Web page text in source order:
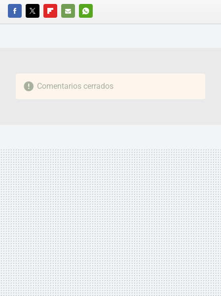
FACEBOOKTWITTERFLIPBOARD
E-
WHATSAPP
Comentarios cerrados